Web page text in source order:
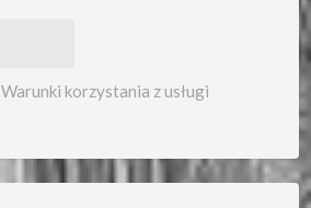
Warunki korzystania z usługi